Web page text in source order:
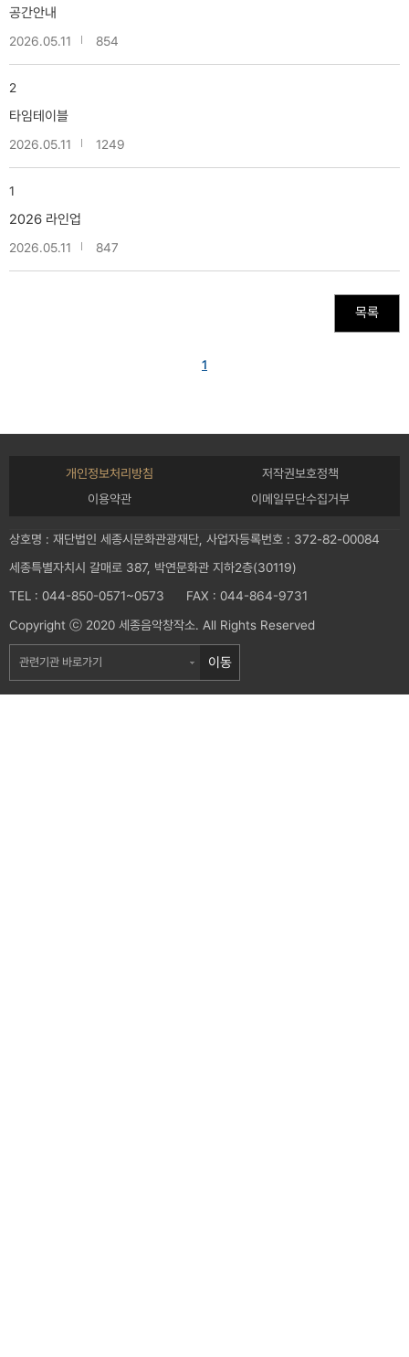
공간안내
2026.05.11 854
2
타임테이블
2026.05.11 1249
1
2026 라인업
2026.05.11 847
목록
1
개인정보처리방침
저작권보호정책
이용약관
이메일무단수집거부
상호명 : 재단법인 세종시문화관광재단, 사업자등록번호 : 372-82-00084
세종특별자치시 갈매로 387, 박연문화관 지하2층(30119)
TEL : 044-850-0571~0573 FAX : 044-864-9731
Copyright ⓒ 2020 세종음악창작소. All Rights Reserved
이동